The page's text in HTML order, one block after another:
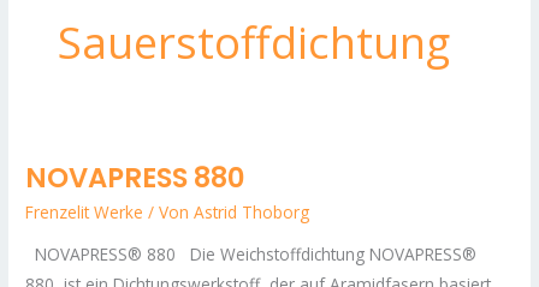
Sauerstoffdichtung
NOVAPRESS 880
Frenzelit Werke / VonAstrid Thoborg
NOVAPRESS® 880 Die Weichstoffdichtung NOVAPRESS®
NOVAPRESS
880